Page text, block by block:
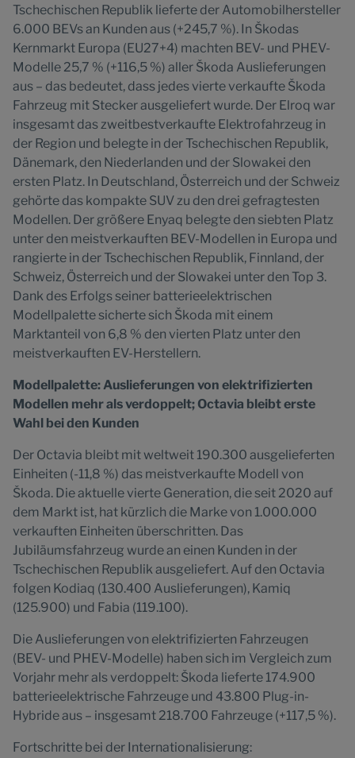
Tschechischen Republik lieferte der Automobilhersteller
6.000 BEVs an Kunden aus (+245,7 %). In Škodas
Kernmarkt Europa (EU27+4) machten BEV- und PHEV-
Modelle 25,7 % (+116,5 %) aller Škoda Auslieferungen
aus – das bedeutet, dass jedes vierte verkaufte Škoda
Fahrzeug mit Stecker ausgeliefert wurde. Der Elroq war
insgesamt das zweitbestverkaufte Elektrofahrzeug in
der Region und belegte in der Tschechischen Republik,
Dänemark, den Niederlanden und der Slowakei den
ersten Platz. In Deutschland, Österreich und der Schweiz
gehörte das kompakte SUV zu den drei gefragtesten
Modellen. Der größere Enyaq belegte den siebten Platz
unter den meistverkauften BEV-Modellen in Europa und
rangierte in der Tschechischen Republik, Finnland, der
Schweiz, Österreich und der Slowakei unter den Top 3.
Dank des Erfolgs seiner batterieelektrischen
Modellpalette sicherte sich Škoda mit einem
Marktanteil von 6,8 % den vierten Platz unter den
meistverkauften EV-Herstellern.
Modellpalette: Auslieferungen von elektrifizierten
Modellen mehr als verdoppelt; Octavia bleibt erste
Wahl bei den Kunden
Der Octavia bleibt mit weltweit 190.300 ausgelieferten
Einheiten (-11,8 %) das meistverkaufte Modell von
Škoda. Die aktuelle vierte Generation, die seit 2020 auf
dem Markt ist, hat kürzlich die Marke von 1.000.000
verkauften Einheiten überschritten. Das
Jubiläumsfahrzeug wurde an einen Kunden in der
Tschechischen Republik ausgeliefert. Auf den Octavia
folgen Kodiaq (130.400 Auslieferungen), Kamiq
(125.900) und Fabia (119.100).
Die Auslieferungen von elektrifizierten Fahrzeugen
(BEV- und PHEV-Modelle) haben sich im Vergleich zum
Vorjahr mehr als verdoppelt: Škoda lieferte 174.900
batterieelektrische Fahrzeuge und 43.800 Plug-in-
Hybride aus – insgesamt 218.700 Fahrzeuge (+117,5 %).
Fortschritte bei der Internationalisierung: